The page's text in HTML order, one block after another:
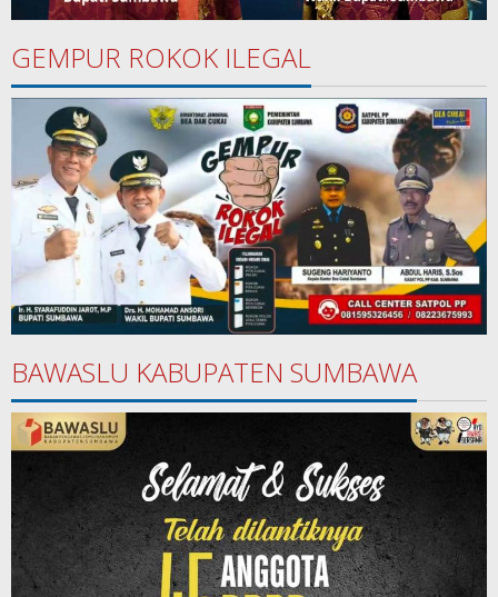
GEMPUR ROKOK ILEGAL
BAWASLU KABUPATEN SUMBAWA